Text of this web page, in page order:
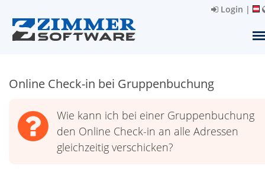
Login |
Online Check-in bei Gruppenbuchung
Wie kann ich bei einer Gruppenbuchung
den Online Check-in an alle Adressen
gleichzeitig verschicken?